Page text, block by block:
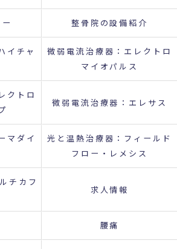
整骨院の設備紹介
イチャ
微弱電流治療器：エレクトロ
マイオパルス
クトロ
微弱電流治療器：エレサス
マダイ
光と温熱治療器：フィールド
フロー・レメシス
チカフ
求人情報
腰痛